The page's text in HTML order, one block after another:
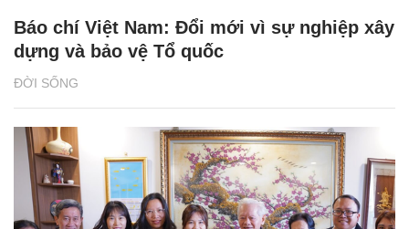
ĐỜI SỐNG
Báo chí Việt Nam: Đổi mới vì sự nghiệp xây
dựng và bảo vệ Tổ quốc